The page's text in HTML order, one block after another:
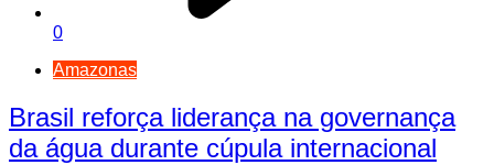
0
Amazonas
Brasil reforça liderança na governança
da água durante cúpula internacional